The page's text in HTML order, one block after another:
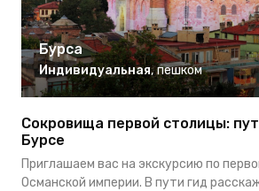
Бурса
Индивидуальная, пешком
Сокровища первой столицы:
Бурсе
Приглашаем вас на экскурсию по
Османской империи. В пути гид